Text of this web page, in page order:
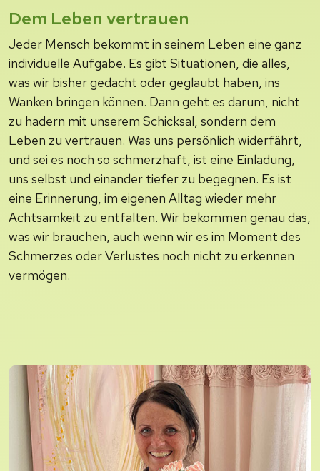
Dem Leben vertrauen
Jeder Mensch bekommt in seinem Leben eine ganz
individuelle Aufgabe. Es gibt Situationen, die alles,
was wir bisher gedacht oder geglaubt haben, ins
Wanken bringen können. Dann geht es darum, nicht
zu hadern mit unserem Schicksal, sondern dem
Leben zu vertrauen. Was uns persönlich widerfährt,
und sei es noch so schmerzhaft, ist eine Einladung,
uns selbst und einander tiefer zu begegnen. Es ist
eine Erinnerung, im eigenen Alltag wieder mehr
Achtsamkeit zu entfalten. Wir bekommen genau das,
was wir brauchen, auch wenn wir es im Moment des
Schmerzes oder Verlustes noch nicht zu erkennen
vermögen.